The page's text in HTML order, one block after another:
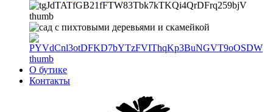
О бутике
Контакты